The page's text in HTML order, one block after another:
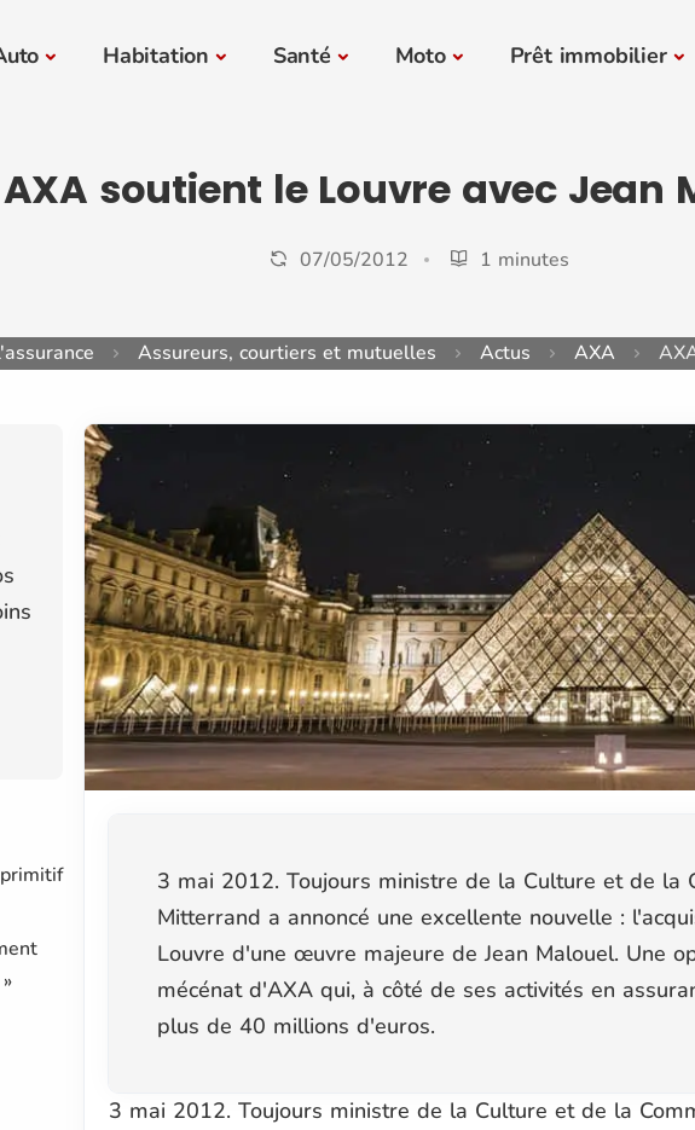
Habitation Santé Moto Prêt immobilier
AXA soutient le Louvre avec Jean
07/05/2012 1 minutes
Assureurs, courtiers et mutuelles Actus AXA
3 mai 2012. Toujours ministre de la Culture et de la
Mitterrand a annoncé une excellente nouvelle :
Louvre d'une œuvre majeure de Jean Malouel. Une
mécénat d'AXA qui, à côté de ses activités en
plus de 40 millions d'euros.
3 mai 2012. Toujours ministre de la Culture et de la